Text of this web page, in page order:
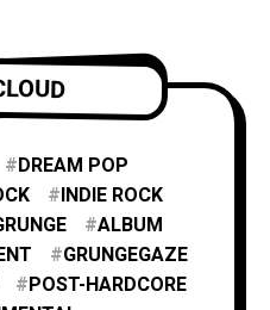
DREAM POP
INDIE ROCK
ALBUM
GRUNGEGAZE
POST-HARDCORE